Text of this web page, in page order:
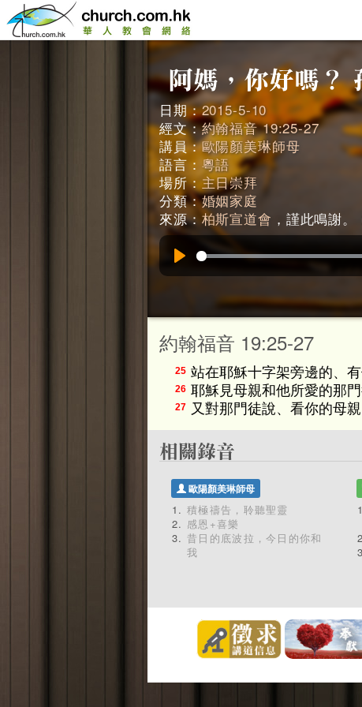
日期：2015-5-10
經文：約翰福音 19:25-27
講員：歐陽顏美琳師母
語言：粵語
場所：主日崇拜
分類：婚姻家庭
來源：柏斯宣道會 ，謹此鳴謝
約翰福音 19:25-27
25 站在耶穌十字架旁邊的、
26 耶穌見母親和他所愛的那
27 又對那門徒說、看你的母
歐陽顏美琳師母
積極禱告，聆聽聖靈
感恩+喜樂
昔日的底波拉，今日的你和
我